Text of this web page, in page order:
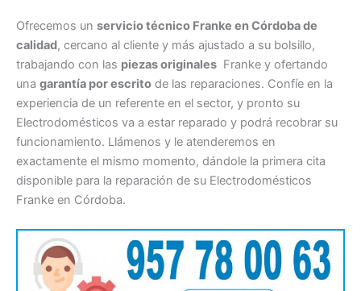
Ofrecemos un servicio técnico Franke en Córdoba de
calidad, cercano al cliente y más ajustado a su bolsillo,
trabajando con las piezas originales Franke y ofertando
una garantía por escrito de las reparaciones. Confíe en la
experiencia de un referente en el sector, y pronto su
Electrodomésticos va a estar reparado y podrá recobrar su
funcionamiento. Llámenos y le atenderemos en
exactamente el mismo momento, dándole la primera cita
disponible para la reparación de su Electrodomésticos
Franke en Córdoba.